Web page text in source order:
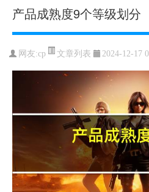
产品成熟度9个等级划分
网友:cp 文章列表 2024-12-17